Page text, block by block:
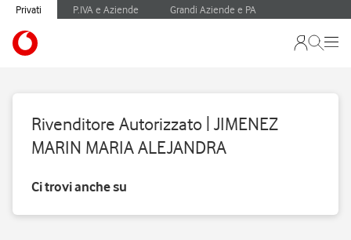
Privati P.IVA e Aziende Grandi Aziende e PA
Rivenditore Autorizzato | JIMENEZ
MARIN MARIA ALEJANDRA
Ci trovi anche su